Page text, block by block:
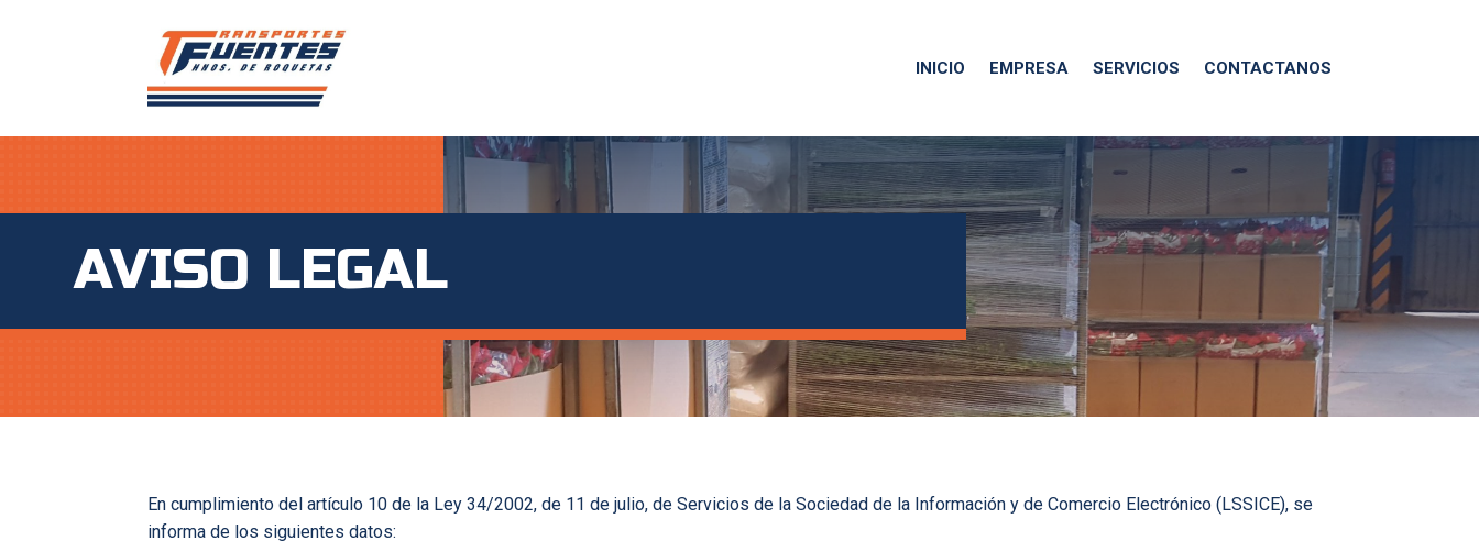
INICIO EMPRESA SERVICIOS CONTACTANOS
AVISO LEGAL
En cumplimiento del artículo 10 de la Ley 34/2002, de 11 de julio, de Servicios de la Sociedad de la Información y de Comercio Electrónico (LSSICE), se
informa de los siguientes datos: